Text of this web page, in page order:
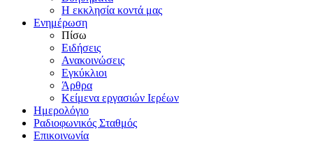
Η εκκλησία κοντά μας
Ενημέρωση
Πίσω
Ειδήσεις
Ανακοινώσεις
Εγκύκλιοι
Άρθρα
Κείμενα εργασιών Ιερέων
Ημερολόγιο
Ραδιοφωνικός Σταθμός
Επικοινωνία